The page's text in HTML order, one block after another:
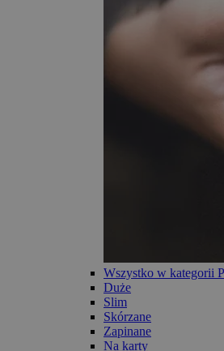
Wszystko w kategorii
Duże
Slim
Skórzane
Zapinane
Na karty